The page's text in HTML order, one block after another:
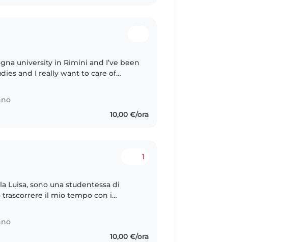
university in Rimini and I’ve been
and I really want to care of
10,00 €/ora
1
Luisa, sono una studentessa di
il mio tempo con i
a..
10,00 €/ora